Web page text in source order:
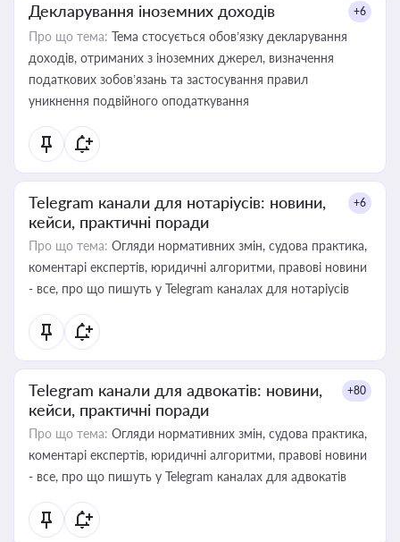
Декларування іноземних доходів +6
Про що тема: Тема стосується обов’язку декларування
доходів, отриманих з іноземних джерел, визначення
податкових зобов’язань та застосування правил
уникнення подвійного оподаткування
Telegram канали для нотаріусів: новини,
кейси, практичні поради
+6
Про що тема: Огляди нормативних змін, судова практика,
коментарі експертів, юридичні алгоритми, правові новини
- все, про що пишуть у Telegram каналах для нотаріусів
Telegram канали для адвокатів: новини,
кейси, практичні поради
+80
Про що тема: Огляди нормативних змін, судова практика,
коментарі експертів, юридичні алгоритми, правові новини
- все, про що пишуть у Telegram каналах для адвокатів